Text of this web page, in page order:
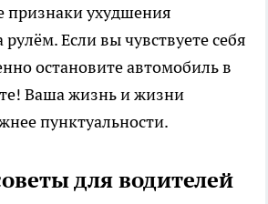
признаки ухудшения
рулём. Если вы чувствуете себя
остановите автомобиль в
Ваша жизнь и жизни
пунктуальности.
для водителей